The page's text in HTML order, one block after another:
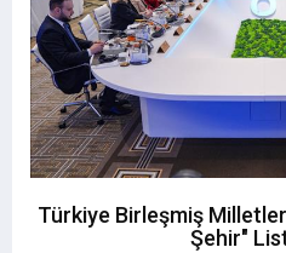
Türkiye Birleşmiş
Şehir"